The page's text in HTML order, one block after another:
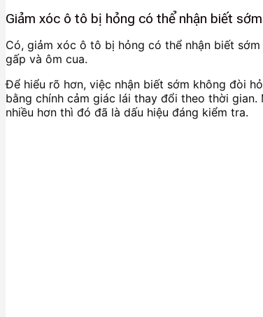
Giảm xóc ô tô bị hỏng có thể nhận biết
Có, giảm xóc ô tô bị hỏng có thể nhận biết
gấp và ôm cua.
Để hiểu rõ hơn, việc nhận biết sớm không đòi
bằng chính cảm giác lái thay đổi theo thời
nhiều hơn thì đó đã là dấu hiệu đáng kiểm tra.